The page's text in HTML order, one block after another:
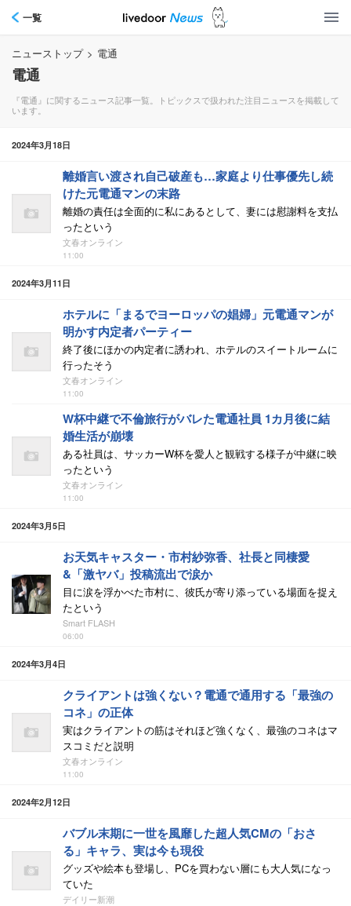
一覧
ニューストップ > 電通
電通
『電通』に関するニュース記事一覧。トピックスで扱われた注目ニュースを掲載して
います。
2024年3月18日
離婚言い渡され自己破産も…家庭より仕事優先し続
けた元電通マンの末路
離婚の責任は全面的に私にあるとして、妻には慰謝料を支払
ったという
文春オンライン
11:00
2024年3月11日
ホテルに「まるでヨーロッパの娼婦」元電通マンが
明かす内定者パーティー
終了後にほかの内定者に誘われ、ホテルのスイートルームに
行ったそう
文春オンライン
11:00
W杯中継で不倫旅行がバレた電通社員 1カ月後に結
婚生活が崩壊
ある社員は、サッカーW杯を愛人と観戦する様子が中継に映
ったという
文春オンライン
11:00
2024年3月5日
お天気キャスター・市村紗弥香、社長と同棲愛
&「激ヤバ」投稿流出で涙か
目に涙を浮かべた市村に、彼氏が寄り添っている場面を捉え
たという
Smart FLASH
06:00
2024年3月4日
クライアントは強くない？電通で通用する「最強の
コネ」の正体
実はクライアントの筋はそれほど強くなく、最強のコネはマ
スコミだと説明
文春オンライン
11:00
2024年2月12日
バブル末期に一世を風靡した超人気CMの「おさ
る」キャラ、実は今も現役
グッズや絵本も登場し、PCを買わない層にも大人気になっ
ていた
デイリー新潮